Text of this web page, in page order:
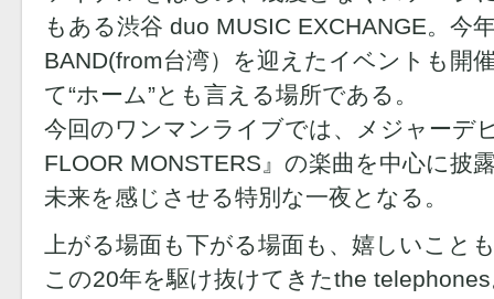
もある渋谷 duo MUSIC EXCHANGE。今
BAND(from台湾）を迎えたイベントも開
て“ホーム”とも言える場所である。
今回のワンマンライブでは、メジャーデ
FLOOR MONSTERS』の楽曲を中心に披
未来を感じさせる特別な一夜となる。
上がる場面も下がる場面も、嬉しいこと
この20年を駆け抜けてきたthe